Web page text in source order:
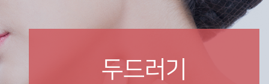
두드러기